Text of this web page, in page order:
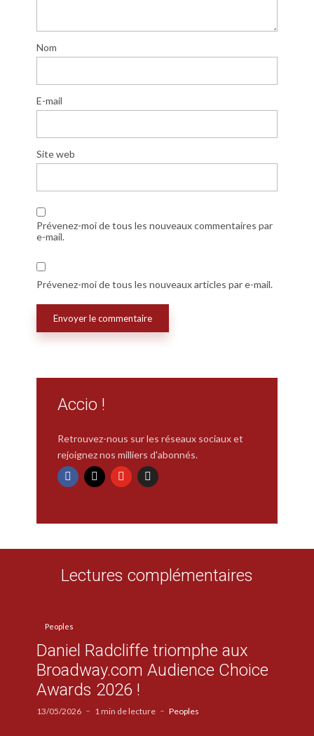
Nom
E-mail
Site web
Prévenez-moi de tous les nouveaux commentaires par
e-mail.
Prévenez-moi de tous les nouveaux articles par e-mail.
Accio !
Retrouvez-nous sur les réseaux sociaux et
rejoignez nos milliers d'abonnés.
Lectures complémentaires
Peoples
Daniel Radcliffe triomphe aux
Broadway.com Audience Choice
Awards 2026 !
13/05/2026 1 min de lecture Peoples